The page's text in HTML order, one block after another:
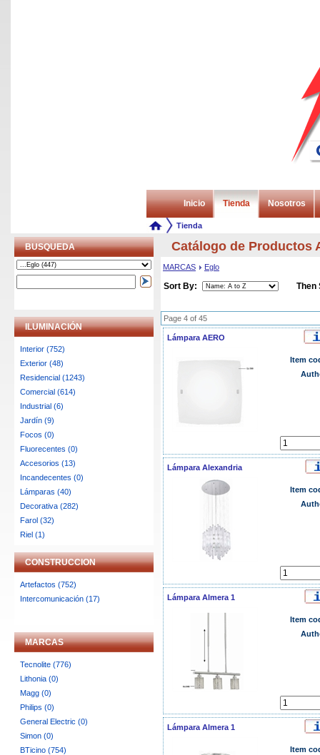
Inicio Tienda Nosotros
Tienda
BUSQUEDA
ILUMINACIÓN
Interior (752)
Exterior (48)
Residencial (1243)
Comercial (614)
Industrial (6)
Jardín (9)
Focos (0)
Fluorecentes (0)
Accesorios (13)
Incandecentes (0)
Lámparas (40)
Decorativa (282)
Farol (32)
Riel (1)
CONSTRUCCION
Artefactos (752)
Intercomunicación (17)
MARCAS
Tecnolite (776)
Lithonia (0)
Magg (0)
Philips (0)
General Electric (0)
Simon (0)
BTicino (754)
Catálogo de Productos
MARCAS Eglo
Sort By: Then
Page 4 of 45
Lámpara AERO
Item
Lámpara Alexandria
Item
Lámpara Almera 1
Item
Lámpara Almera 1
Item